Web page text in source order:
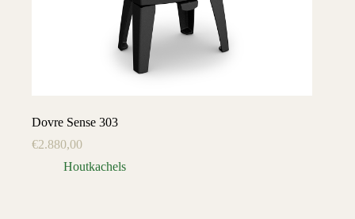
Dovre Sense 303
€2.880,00
Houtkachels